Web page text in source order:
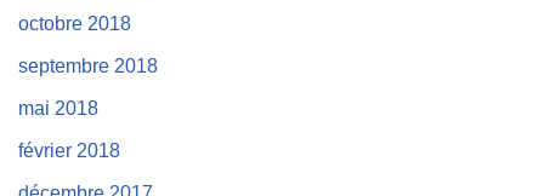
octobre 2018
septembre 2018
mai 2018
février 2018